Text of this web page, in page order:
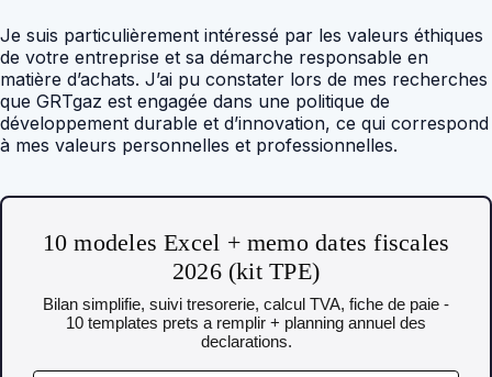
Je suis particulièrement intéressé par les valeurs éthiques
de votre entreprise et sa démarche responsable en
matière d’achats. J’ai pu constater lors de mes recherches
que GRTgaz est engagée dans une politique de
développement durable et d’innovation, ce qui correspond
à mes valeurs personnelles et professionnelles.
10 modeles Excel + memo dates fiscales
2026 (kit TPE)
Bilan simplifie, suivi tresorerie, calcul TVA, fiche de paie -
10 templates prets a remplir + planning annuel des
declarations.